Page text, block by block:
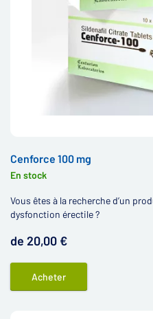
Cenforce 100 mg
En stock
Vous êtes à la recherche d’un
dysfonction érectile ?
de 20,00 €
Acheter